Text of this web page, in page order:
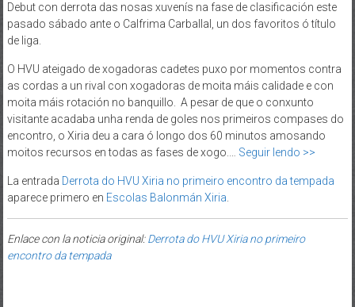
Debut con derrota das nosas xuvenís na fase de clasificación este
pasado sábado ante o Calfrima Carballal, un dos favoritos ó título
de liga.
O HVU ateigado de xogadoras cadetes puxo por momentos contra
as cordas a un rival con xogadoras de moita máis calidade e con
moita máis rotación no banquillo. A pesar de que o conxunto
visitante acadaba unha renda de goles nos primeiros compases do
encontro, o Xiria deu a cara ó longo dos 60 minutos amosando
moitos recursos en todas as fases de xogo.… Seguir lendo >>
La entrada Derrota do HVU Xiria no primeiro encontro da tempada
aparece primero en Escolas Balonmán Xiria.
Enlace con la noticia original:Derrota do HVU Xiria no primeiro
encontro da tempada